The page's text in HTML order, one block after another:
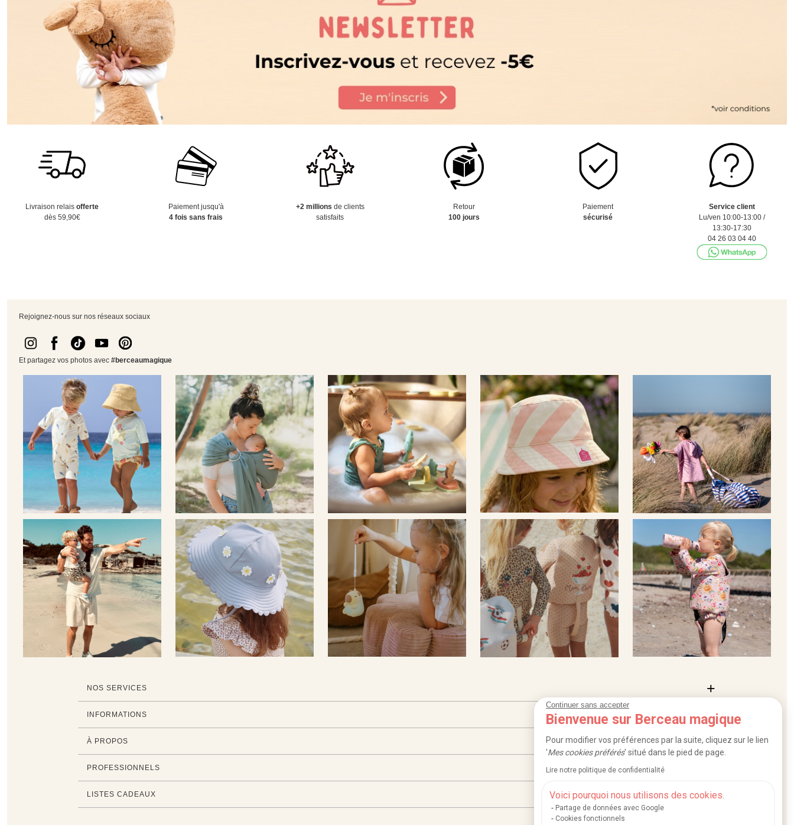
Continuer sans accepter
Bienvenue sur Berceau magique
Pour modifier vos préférences par la suite, cliquez sur le lien
'Mes cookies préférés' situé dans le pied de page.
Lire notre politique de confidentialité
Voici pourquoi nous utilisons des cookies.
Partage de données avec Google
Cookies fonctionnels
Livraison relaisofferte
dès 59,90€
Paiement jusqu'à
4 fois sans frais
+2 millions de clients
satisfaits
Retour
100 jours
Paiement
sécurisé
Service client
Lu/ven 10:00-13:00 /
13:30-17:30
04 26 03 04 40
Rejoignez-nous sur nos réseaux sociaux
Et partagez vos photos avec #berceaumagique
NOS SERVICES
INFORMATIONS
À PROPOS
PROFESSIONNELS
LISTES CADEAUX